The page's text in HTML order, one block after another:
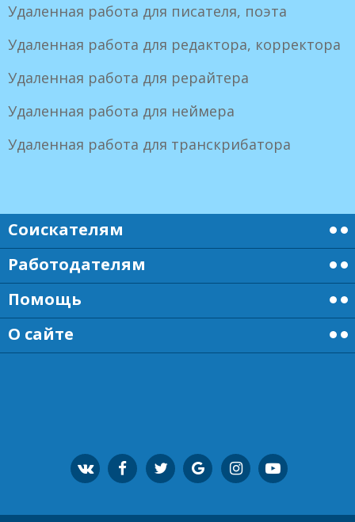
Удаленная работа для писателя, поэта
Удаленная работа для редактора, корректора
Удаленная работа для рерайтера
Удаленная работа для неймера
Удаленная работа для транскрибатора
Соискателям
Работодателям
Помощь
О сайте